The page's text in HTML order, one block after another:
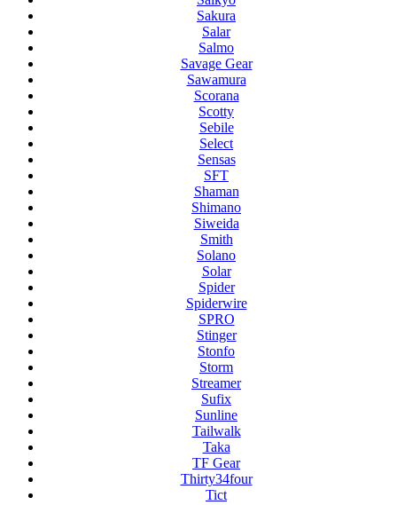
Sakura
Salar
Salmo
Savage Gear
Sawamura
Scorana
Scotty
Sebile
Select
Sensas
SFT
Shaman
Shimano
Siweida
Smith
Solano
Solar
Spider
Spiderwire
SPRO
Stinger
Stonfo
Storm
Streamer
Sufix
Sunline
Tailwalk
Taka
TF Gear
Thirty34four
Tict